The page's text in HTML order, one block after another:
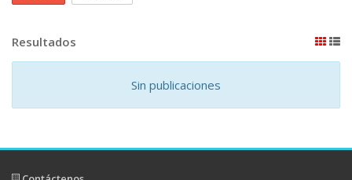
Resultados
Sin publicaciones